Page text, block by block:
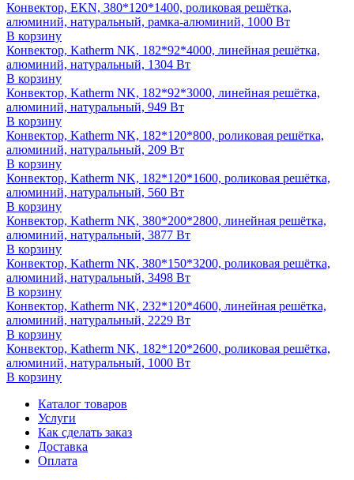
Конвектор, EKN, 380*120*1400, роликовая решётка,
алюминий, натуральный, рамка-алюминий, 1000 Вт
В корзину
Конвектор, Katherm NK, 182*92*4000, линейная решётка,
алюминий, натуральный, 1304 Вт
В корзину
Конвектор, Katherm NK, 182*92*3000, линейная решётка,
алюминий, натуральный, 949 Вт
В корзину
Конвектор, Katherm NK, 182*120*800, роликовая решётка,
алюминий, натуральный, 209 Вт
В корзину
Конвектор, Katherm NK, 182*120*1600, роликовая решётка,
алюминий, натуральный, 560 Вт
В корзину
Конвектор, Katherm NK, 380*200*2800, линейная решётка,
алюминий, натуральный, 3877 Вт
В корзину
Конвектор, Katherm NK, 380*150*3200, роликовая решётка,
алюминий, натуральный, 3498 Вт
В корзину
Конвектор, Katherm NK, 232*120*4600, линейная решётка,
алюминий, натуральный, 2229 Вт
В корзину
Конвектор, Katherm NK, 182*120*2600, роликовая решётка,
алюминий, натуральный, 1000 Вт
В корзину
Каталог товаров
Услуги
Как сделать заказ
Доставка
Оплата